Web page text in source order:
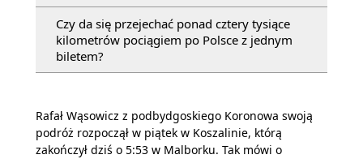
Czy da się przejechać ponad cztery tysiące
kilometrów pociągiem po Polsce z jednym
biletem?
Rafał Wąsowicz z podbydgoskiego Koronowa swoją
podróż rozpoczął w piątek w Koszalinie, którą
zakończył dziś o 5:53 w Malborku. Tak mówi o